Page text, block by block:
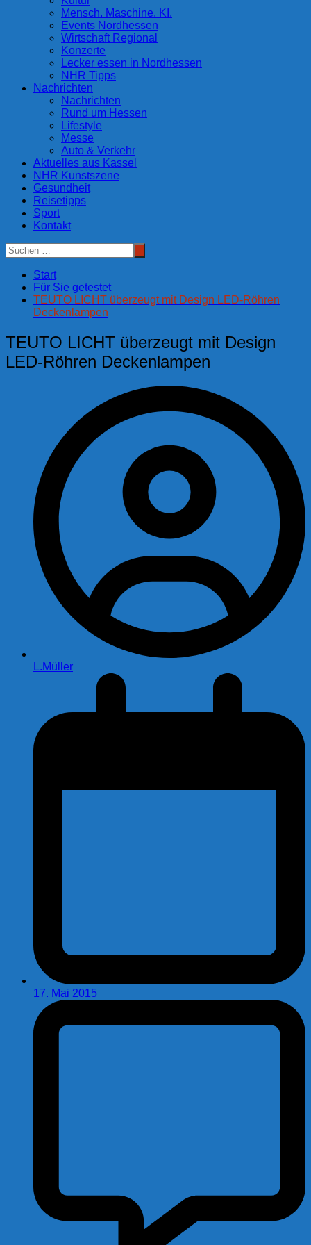
Mensch. Maschine. KI.
Events Nordhessen
Wirtschaft Regional
Konzerte
Lecker essen in Nordhessen
NHR Tipps
Nachrichten
Nachrichten
Rund um Hessen
Lifestyle
Messe
Auto & Verkehr
Aktuelles aus Kassel
NHR Kunstszene
Gesundheit
Reisetipps
Sport
Kontakt
Start
Für Sie getestet
TEUTO LICHT überzeugt mit Design LED-Röhren
Deckenlampen
TEUTO LICHT überzeugt mit Design
LED-Röhren Deckenlampen
L.Müller
17. Mai 2015